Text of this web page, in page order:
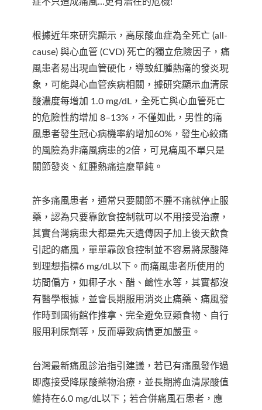
根據近年來研究顯示，高尿酸血症為全死亡 (all-
cause) 與心血管 (CVD) 死亡的獨立危險因子，痛
風患者易出現血管硬化，導致紅腫熱痛的發炎現
象，可能與心血管疾病相關，據研究顯示血清尿
酸濃度每增加 1.0 mg/dL，全死亡與心血管死亡
的危險性約增加 8–13%，不僅如此，男性的痛
風患者發生冠心病機率約增加60%，發生心絞痛
的風險為非痛風病患的2倍，可見痛風不單只是
關節發炎、紅腫熱痛這麼單純。
許多痛風患者，通常只要關節不腫不痛就停止服
藥，認為只要靠飲食控制就可以不用接受治療，
其實台灣病患大都是先天遺傳因子加上後天飲食
引起的痛風，單單靠飲食控制並不容易將尿酸降
到理想指標6 mg/dL以下。而痛風患者所使用的
坊間偏方，如椰子水、醋、鹼性水等，其實都沒
有醫學根據，並會長期服用消炎止痛藥、痛風發
作時到國術館作推拿、完全避免豆類食物、自行
服用利尿劑等，反而導致病情更加嚴重。
台灣最新痛風診治指引建議，若已有痛風發作過
即應接受降尿酸藥物治療，並長期將血清尿酸值
維持在6.0 mg/dL以下；若合併痛風石患者，應